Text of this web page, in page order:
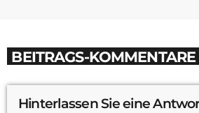
BEITRAGS-
Hinterlassen Sie eine